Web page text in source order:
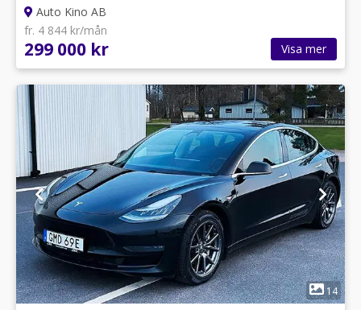
Auto Kino AB
fr. 4 844 kr/mån
299 000 kr Visa mer
1
14